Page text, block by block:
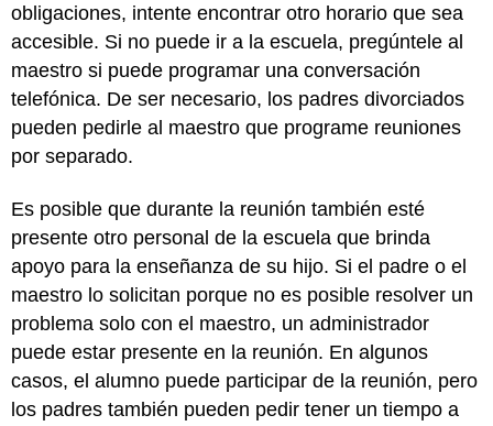
obligaciones, intente encontrar otro horario que sea
accesible. Si no puede ir a la escuela, pregúntele al
maestro si puede programar una conversación
telefónica. De ser necesario, los padres divorciados
pueden pedirle al maestro que programe reuniones
por separado.
Es posible que durante la reunión también esté
presente otro personal de la escuela que brinda
apoyo para la enseñanza de su hijo. Si el padre o el
maestro lo solicitan porque no es posible resolver un
problema solo con el maestro, un administrador
puede estar presente en la reunión. En algunos
casos, el alumno puede participar de la reunión, pero
los padres también pueden pedir tener un tiempo a